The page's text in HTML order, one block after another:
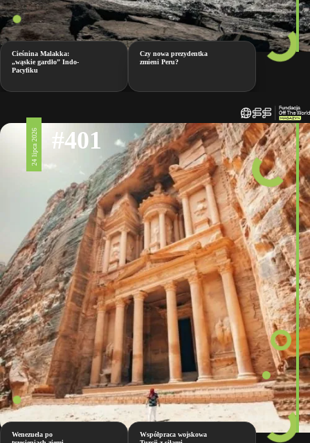
Cieśnina Malakka:
„wąskie gardło” Indo-
Pacyfiku
Czy nowa prezydentka
zmieni Peru?
24 lipca 2026 #401
Wenezuela po
Współpraca wojskowa